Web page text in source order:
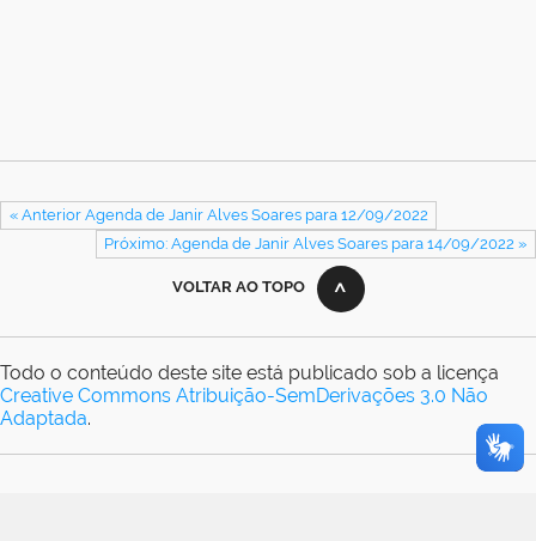
« Anterior Agenda de Janir Alves Soares para 12/09/2022
Próximo: Agenda de Janir Alves Soares para 14/09/2022 »
VOLTAR AO TOPO
Todo o conteúdo deste site está publicado sob a licença
Creative Commons Atribuição-SemDerivações 3.0 Não
Adaptada.